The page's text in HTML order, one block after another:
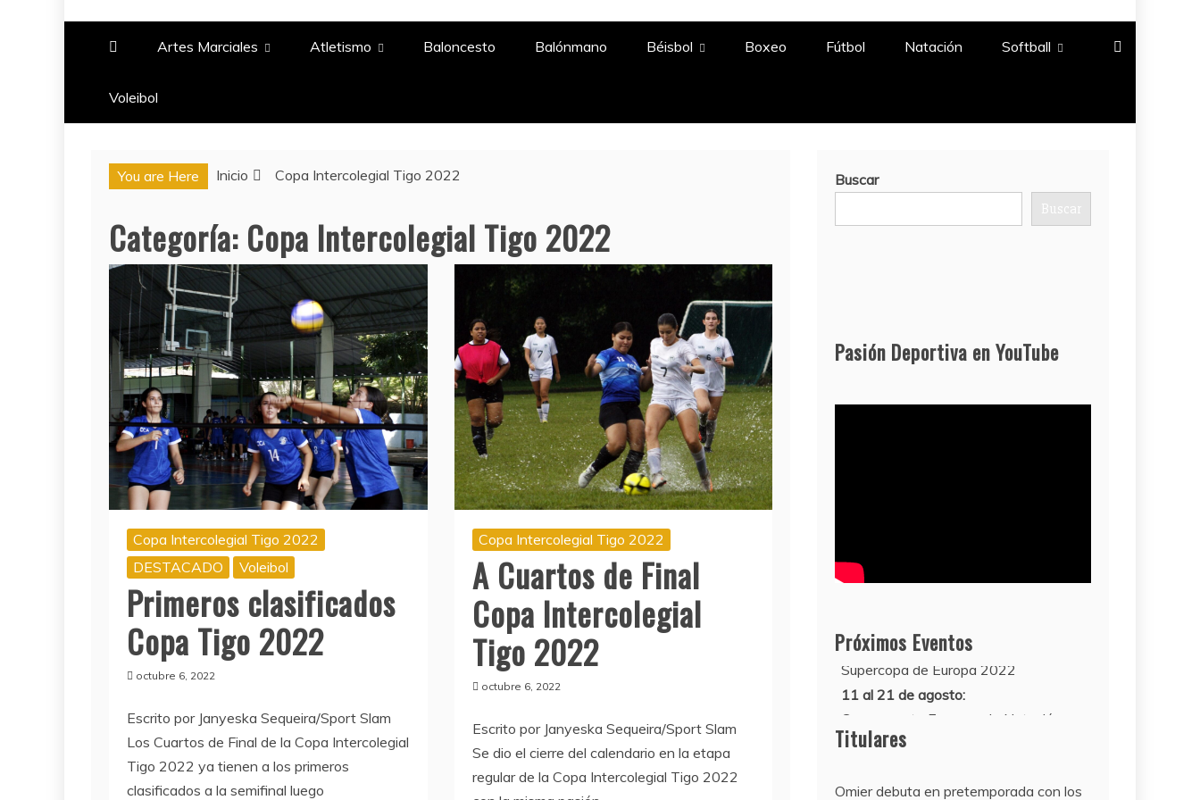
Artes Marciales Atletismo Baloncesto Balónmano Béisbol Boxeo Fútbol Natación​ Softball​
Voleibol​
You are Here Inicio Copa Intercolegial Tigo 2022
Categoría: Copa Intercolegial Tigo 2022
Copa Intercolegial Tigo 2022
DESTACADO
Voleibol
Primeros clasificados
Copa Tigo 2022
octubre 6, 2022
Escrito por Janyeska Sequeira/Sport Slam
Los Cuartos de Final de la Copa Intercolegial
Tigo 2022 ya tienen a los primeros
clasificados a la semifinal luego
Copa Intercolegial Tigo 2022
A Cuartos de Final
Copa Intercolegial
Tigo 2022
octubre 6, 2022
Escrito por Janyeska Sequeira/Sport Slam
Se dio el cierre del calendario en la etapa
regular de la Copa Intercolegial Tigo 2022
Buscar
Buscar
Pasión Deportiva en YouTube
Próximos Eventos
10 de agosto:
Supercopa de Europa 2022
11 al 21 de agosto:
Campeonato Europeo de Natación
2022
Titulares
Omier debuta en pretemporada con los